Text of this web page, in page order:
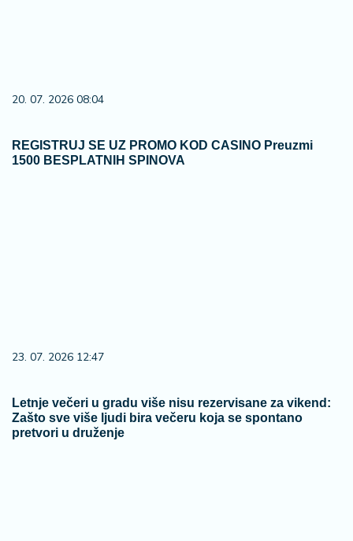
20. 07. 2026 08:04
REGISTRUJ SE UZ PROMO KOD CASINO Preuzmi
1500 BESPLATNIH SPINOVA
23. 07. 2026 12:47
Letnje večeri u gradu više nisu rezervisane za vikend:
Zašto sve više ljudi bira večeru koja se spontano
pretvori u druženje